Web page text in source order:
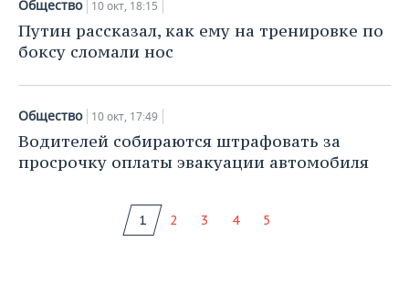
Общество 10 окт, 18:15
Путин рассказал, как ему на тренировке по
боксу сломали нос
Общество 10 окт, 17:49
Водителей собираются штрафовать за
просрочку оплаты эвакуации автомобиля
1 2 3 4 5